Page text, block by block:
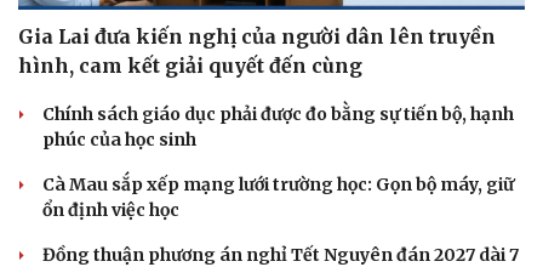
Du lịch
Tư vấn
Săn Tour
check-in
Podcast
Đọc truyện đêm khuya
Cửa sổ tình yêu
Hạt giống tâm hồn
Gia Lai đưa kiến nghị của người dân lên truyền
hình, cam kết giải quyết đến cùng
Chính sách giáo dục phải được đo bằng sự tiến bộ, hạnh
phúc của học sinh
Cà Mau sắp xếp mạng lưới trường học: Gọn bộ máy, giữ
ổn định việc học
Đồng thuận phương án nghỉ Tết Nguyên đán 2027 dài 7